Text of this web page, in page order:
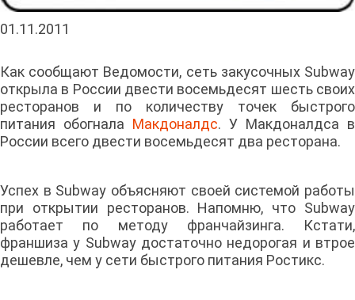
01.11.2011
Как сообщают Ведомости, сеть закусочных Subway
открыла в России двести восемьдесят шесть своих
ресторанов и по количеству точек быстрого
питания обогнала Макдоналдс. У Макдоналдса в
России всего двести восемьдесят два ресторана.
Успех в Subway объясняют своей системой работы
при открытии ресторанов. Напомню, что Subway
работает по методу франчайзинга. Кстати,
франшиза у Subway достаточно недорогая и втрое
дешевле, чем у сети быстрого питания Ростикс.